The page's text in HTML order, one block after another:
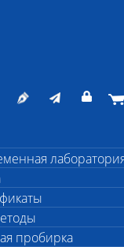
пробирка